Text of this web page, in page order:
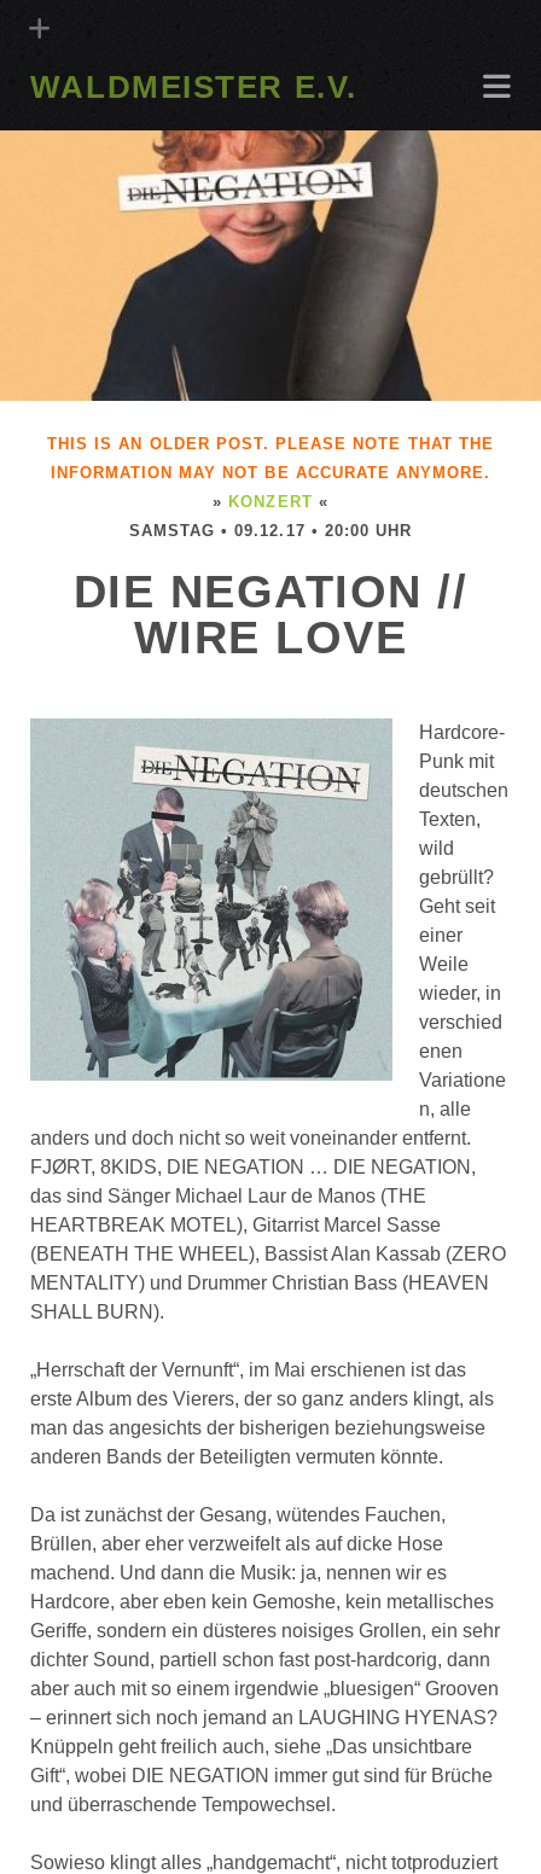
WALDMEISTER E.V.
THIS IS AN OLDER POST. PLEASE NOTE THAT THE
INFORMATION MAY NOT BE ACCURATE ANYMORE.
» KONZERT «
SAMSTAG • 09.12.17 • 20:00 UHR
DIE NEGATION //
WIRE LOVE
Hardcore-
Punk mit
deutschen
Texten,
wild
gebrüllt?
Geht seit
einer
Weile
wieder, in
verschied
enen
Variatione
n, alle
anders und doch nicht so weit voneinander entfernt.
FJØRT, 8KIDS, DIE NEGATION … DIE NEGATION,
das sind Sänger Michael Laur de Manos (THE
HEARTBREAK MOTEL), Gitarrist Marcel Sasse
(BENEATH THE WHEEL), Bassist Alan Kassab (ZERO
MENTALITY) und Drummer Christian Bass (HEAVEN
SHALL BURN).
„Herrschaft der Vernunft“, im Mai erschienen ist das
erste Album des Vierers, der so ganz anders klingt, als
man das angesichts der bisherigen beziehungsweise
anderen Bands der Beteiligten vermuten könnte.
Da ist zunächst der Gesang, wütendes Fauchen,
Brüllen, aber eher verzweifelt als auf dicke Hose
machend. Und dann die Musik: ja, nennen wir es
Hardcore, aber eben kein Gemoshe, kein metallisches
Geriffe, sondern ein düsteres noisiges Grollen, ein sehr
dichter Sound, partiell schon fast post-hardcorig, dann
aber auch mit so einem irgendwie „bluesigen“ Grooven
– erinnert sich noch jemand an LAUGHING HYENAS?
Knüppeln geht freilich auch, siehe „Das unsichtbare
Gift“, wobei DIE NEGATION immer gut sind für Brüche
und überraschende Tempowechsel.
Sowieso klingt alles „handgemacht“, nicht totproduziert